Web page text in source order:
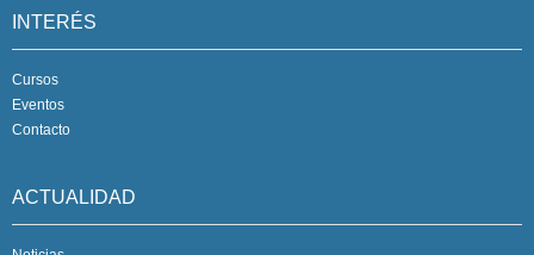
INTERÉS
Cursos
Eventos
Contacto
ACTUALIDAD